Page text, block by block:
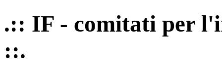
.:: IF - comitati per
::.